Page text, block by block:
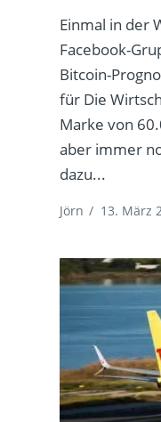
Einmal in der
Facebook-
Bitcoin-
für Die
Marke von
aber immer
dazu...
Jörn / 13. März